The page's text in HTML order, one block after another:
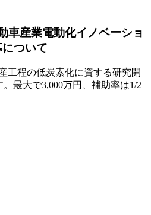
車産業電動化イノベーショ
ついて
工程の低炭素化に資する研究開
最大で3,000万円、補助率は1/2